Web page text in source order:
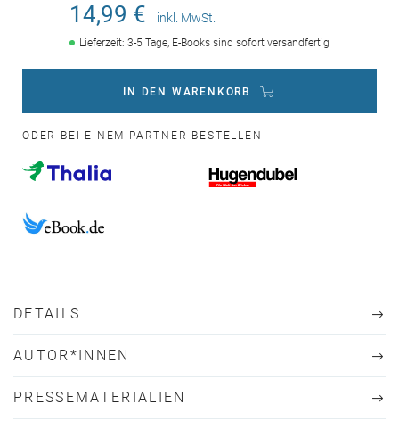
14,99 € inkl. MwSt.
Lieferzeit: 3-5 Tage, E-Books sind sofort versandfertig
IN DEN WARENKORB
ODER BEI EINEM PARTNER BESTELLEN
DETAILS
AUTOR*INNEN
PRESSEMATERIALIEN